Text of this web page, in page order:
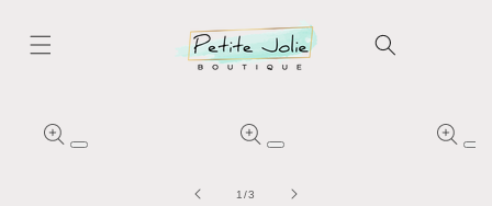
content
Ga direct naar
productinformatie
Media
Media
openen
1/van
3